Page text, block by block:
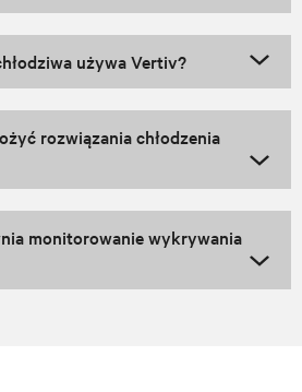
używa Vertiv?
rozwiązania chłodzenia
monitorowanie wykrywania